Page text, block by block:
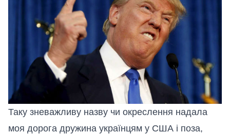
Таку зневажливу назву чи окреслення надала
моя дорога дружина українцям у США і поза,